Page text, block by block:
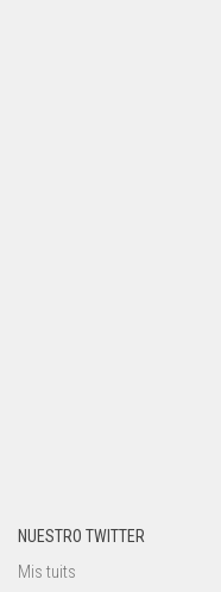
NUESTRO TWITTER
Mis tuits